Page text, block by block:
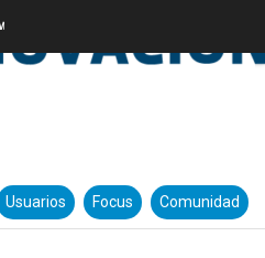
Usuarios Focus Comunidad